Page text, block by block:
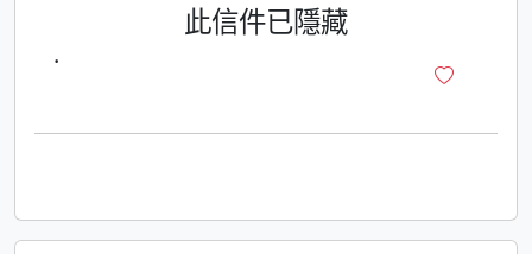
此信件已隱藏
·